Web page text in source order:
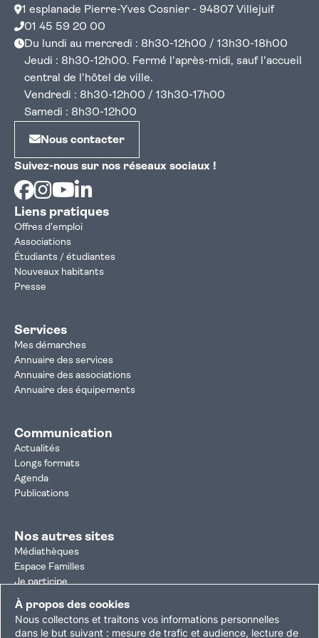
À propos des cookies
Nous collectons et traitons vos informations personnelles
dans le but suivant : mesure de trafic et audience, lecture de
En savoir plus sur les punaises de lit avec le
Ministère de la Santé
1 esplanade Pierre-Yves Cosnier - 94807 Villejuif
01 45 59 20 00
Du lundi au mercredi : 8h30-12h00 / 13h30-18h00
Jeudi : 8h30-12h00. Fermé l'après-midi, sauf l'accueil
central de l'hôtel de ville.
Vendredi : 8h30-12h00 / 13h30-17h00
Samedi : 8h30-12h00
Nous contacter
Suivez-nous sur nos réseaux sociaux !
Facebook
Instagram
Youtube
Liens pratiques
Offres d'emploi
Associations
Étudiants / étudiantes
Nouveaux habitants
Presse
Services
Mes démarches
Annuaire des services
Annuaire des associations
Annuaire des équipements
Communication
Actualités
Longs formats
Agenda
Publications
Nos autres sites
Médiathèques
Espace Familles
Je participe
Autorisation d'urbanisme
Résultats électoraux
Plan du site Nous contacterMentions légales